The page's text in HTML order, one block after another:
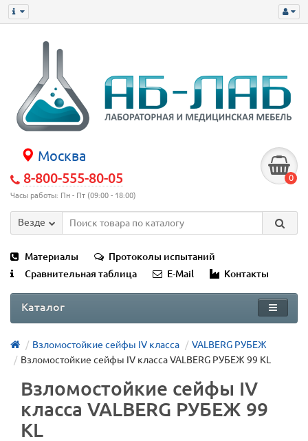
Москва
8-800-555-80-05
Часы работы: Пн - Пт (09:00 - 18:00)
0
Везде
Материалы
Протоколы испытаний
Сравнительная таблица
E-Mail Контакты
Каталог
Взломостойкие сейфы IV класса
VALBERG РУБЕЖ
Взломостойкие сейфы IV класса VALBERG РУБЕЖ 99 KL
Взломостойкие сейфы IV
класса VALBERG РУБЕЖ 99
KL